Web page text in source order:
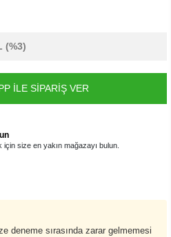
(%3)
İLE SİPARİŞ VER
size en yakın mağazayı bulun.
deneme sırasında zarar gelmemesi